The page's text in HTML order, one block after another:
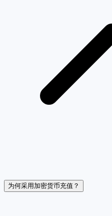
为何采用加密货币充值？